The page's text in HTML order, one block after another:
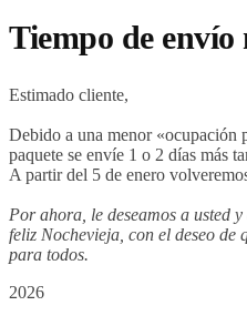
Tiempo de envío
Estimado cliente,
Debido a una menor «ocupación
paquete se envíe 1 o 2 días más
A partir del 5 de enero
Por ahora, le deseamos a usted
feliz Nochevieja, con el deseo de
para todos.
2026